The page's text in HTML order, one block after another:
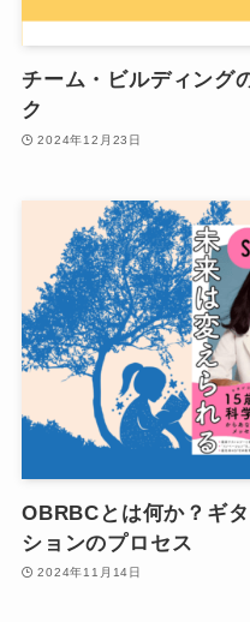
チーム・ビルディング
ク
2024年12月23日
OBRBCとは何か？ギ
ションのプロセス
2024年11月14日